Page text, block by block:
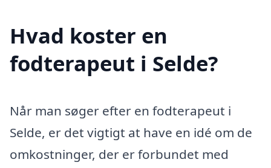
Hvad koster en
fodterapeut i Selde?
Når man søger efter en fodterapeut i
Selde, er det vigtigt at have en idé om de
omkostninger, der er forbundet med